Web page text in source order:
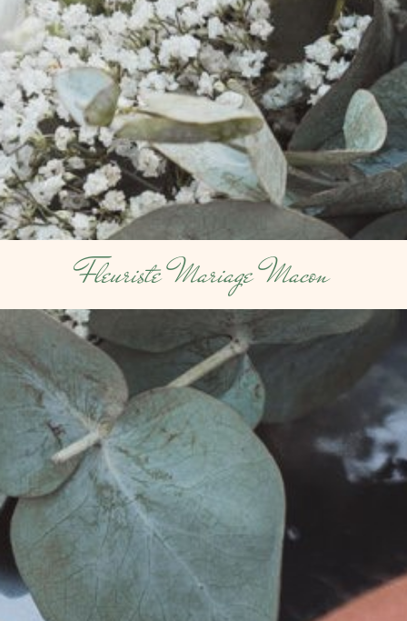
Fleuriste Mariage Macon